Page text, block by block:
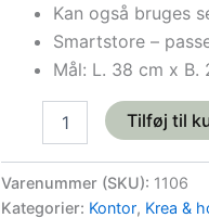
Kan også bruges
Smartstore –
Mål: L. 38 cm x B.
Tilføj til
Varenummer (SKU): 1106
Kategorier: Kontor, Krea &